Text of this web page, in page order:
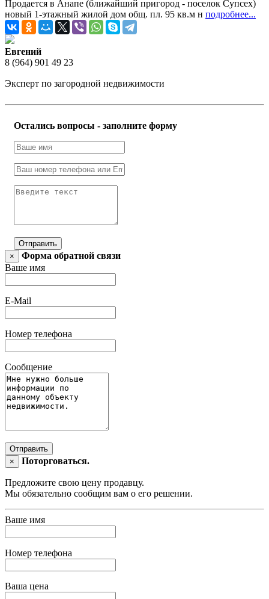
Продается в Анапе (ближайший пригород - поселок Супсех)
новый 1-этажный жилой дом общ. пл. 95 кв.м н подробнее...
Евгений
8 (964) 901 49 23
Эксперт по загородной недвижимости
Остались вопросы - заполните форму
Отправить
×
Форма обратной связи
Ваше имя
E-Mail
Номер телефона
Сообщение
Отправить
×
Поторговаться.
Предложите свою цену продавцу.
Мы обязательно сообщим вам о его решении.
Ваше имя
Номер телефона
Ваша цена